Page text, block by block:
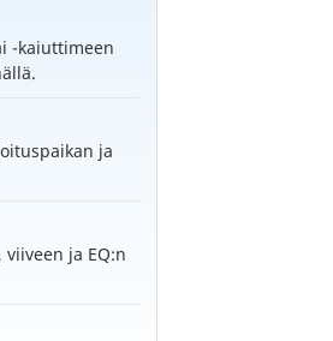
-kaiuttimeen
ja
ja EQ:n